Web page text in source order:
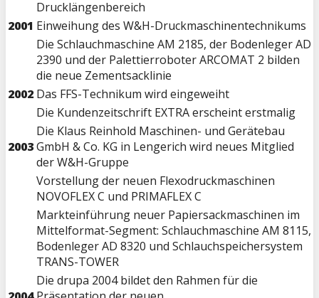
Drucklängenbereich
2001 Einweihung des W&H-Druckmaschinentechnikums
Die Schlauchmaschine AM 2185, der Bodenleger AD
2390 und der Palettierroboter ARCOMAT 2 bilden
die neue Zementsacklinie
2002 Das FFS-Technikum wird eingeweiht
Die Kundenzeitschrift EXTRA erscheint erstmalig
2003
Die Klaus Reinhold Maschinen- und Gerätebau
GmbH & Co. KG in Lengerich wird neues Mitglied
der W&H-Gruppe
Vorstellung der neuen Flexodruckmaschinen
NOVOFLEX C und PRIMAFLEX C
Markteinführung neuer Papiersackmaschinen im
Mittelformat-Segment: Schlauchmaschine AM 8115,
Bodenleger AD 8320 und Schlauchspeichersystem
TRANS-TOWER
Die drupa 2004 bildet den Rahmen für die